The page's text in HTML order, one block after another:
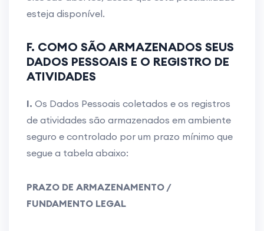
esteja disponível.
F. COMO SÃO ARMAZENADOS SEUS
DADOS PESSOAIS E O REGISTRO DE
ATIVIDADES
I. Os Dados Pessoais coletados e os registros
de atividades são armazenados em ambiente
seguro e controlado por um prazo mínimo que
segue a tabela abaixo:
PRAZO DE ARMAZENAMENTO /
FUNDAMENTO LEGAL